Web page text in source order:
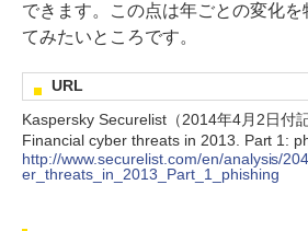
できます。この点は年ごとの変化
てみたいところです。
URL
Kaspersky Securelist（2014年4月2日付記
Financial cyber threats in 2013. Part 1:
http://www.securelist.com/en/analysis/
er_threats_in_2013_Part_1_phishing